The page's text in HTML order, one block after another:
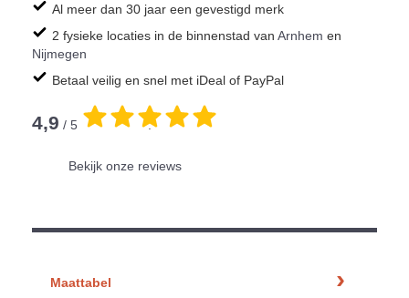
Al meer dan 30 jaar een gevestigd merk
2 fysieke locaties in de binnenstad van Arnhem en
Nijmegen
Betaal veilig en snel met iDeal of PayPal
4,9 / 5 .
Bekijk onze reviews
Maattabel